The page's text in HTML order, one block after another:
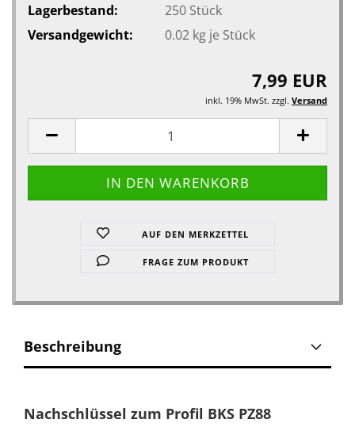
Lagerbestand: 250 Stück
Versandgewicht:
0.02kg je Stück
7,99 EUR
inkl. 19% MwSt. zzgl. Versand
AUF DEN MERKZETTEL
FRAGE ZUM PRODUKT
Beschreibung
Nachschlüssel zum Profil BKS PZ88